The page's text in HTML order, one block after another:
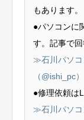
もあります。
●パソコンに
す。記事で回
≫石川パソコ
（@ishi_pc
●修理依頼は
≫石川パソコ